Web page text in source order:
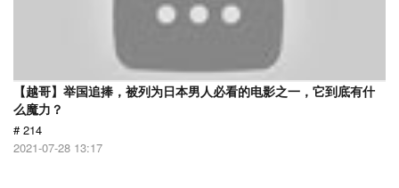
【越哥】举国追捧，被列为日本男人必看的电影之一，它到底有什
么魔力？
# 214
2021-07-28 13:17